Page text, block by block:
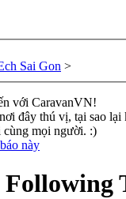
Sai Gon >
với CaravanVN!
đây thú vị, tại sao lại
cùng mọi người. :)
này